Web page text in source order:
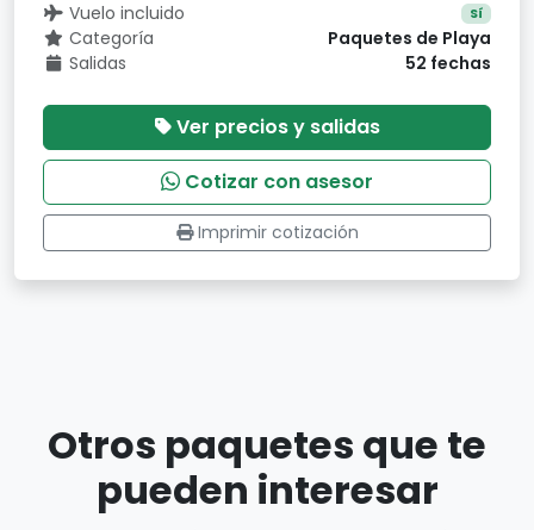
Vuelo incluido Sí
Categoría
Paquetes de Playa
Salidas
52 fechas
Ver precios y salidas
Cotizar con asesor
Imprimir cotización
Otros paquetes que te
pueden interesar